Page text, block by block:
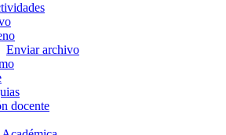
Enviar archivo
docente